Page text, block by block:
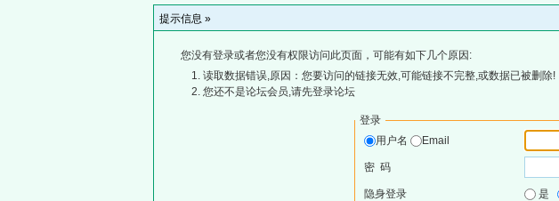
提示信息 »
您没有登录或者您没有权限访问此页面，可能有如下几个原因:
读取数据错误,原因：您要访问的链接无效,可能链接不完整,或数据已被删除!
您还不是论坛会员,请先登录论坛
登录
用户名
Email
密 码
隐身登录 是